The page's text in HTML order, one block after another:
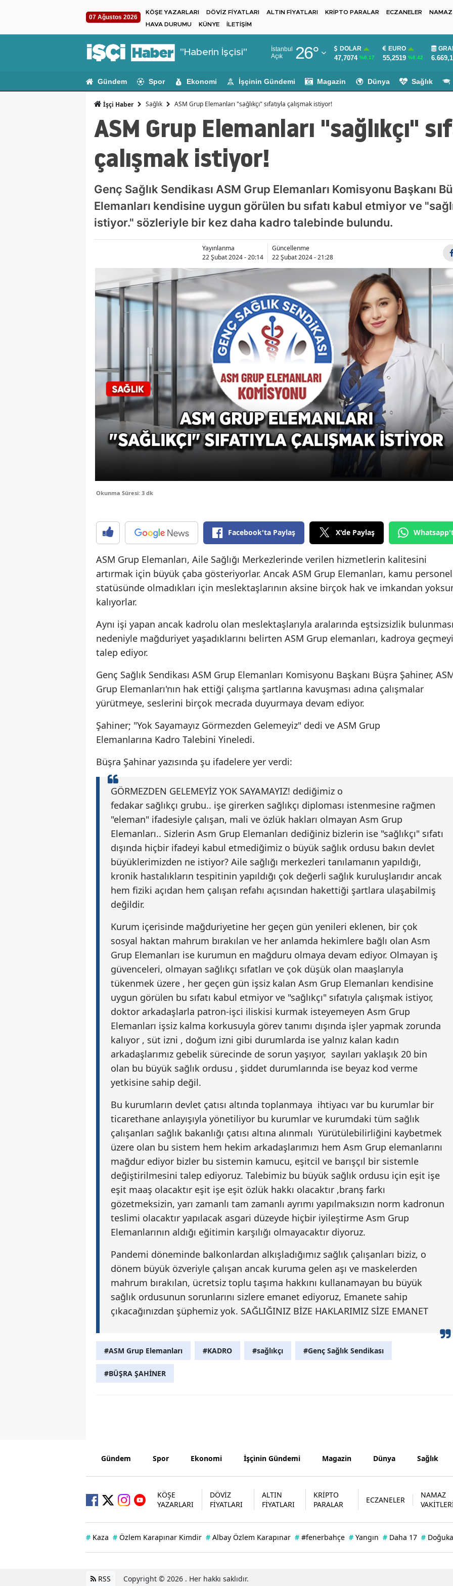
07 Ağustos 2026
KÖŞE YAZARLARI DÖVİZ FİYATLARI ALTIN FİYATLARI KRİPTO PARALAR ECZANELER
NAMAZ
HAVA DURUMU
KÜNYE İLETİŞİM
"Haberin İşçisi"
İstanbul
Açık
26°
Adıyaman
Ağrı
Ankara
Aydın
Balıkesir
Bilecik
Bingöl
Bolu
Burdur
Bursa
Çanakkale
Çankırı
Çorum
Denizli
Diyarbakır
Erzurum
Gaziantep
Giresun
Hakkari
Isparta
Mersin
Kars
Kayseri
Kırklareli
Kırşehir
Kocaeli
Konya
Malatya
Manisa
Kahramanmaraş
Mardin
Muğla
Muş
Nevşehir
Niğde
Rize
Sakarya
Samsun
Siirt
Sinop
Sivas
Tekirdağ
Tokat
Trabzon
Tunceli
Şanlıurfa
Karaman
Batman
Şırnak
DOLAR
47,7074 %0.17
EURO
55,2519 %0.42
Gündem Spor Ekonomi İşçinin Gündemi Magazin Dünya Sağlık
İşçi Haber Sağlık ASM Grup Elemanları "sağlıkçı" sıfatıyla çalışmak istiyor!
ASM Grup Elemanları "sağlıkçı"
çalışmak istiyor!
Genç Sağlık Sendikası ASM Grup Elemanları Komisyonu Başkanı
Elemanları kendisine uygun görülen bu sıfatı kabul etmiyor ve
istiyor." sözleriyle bir kez daha kadro talebinde bulundu.
Yayınlanma
22 Şubat 2024 - 20:14
Güncellenme
22 Şubat 2024 - 21:28
Okunma Süresi: 3 dk
Facebook'ta Paylaş X'de Paylaş
ASM Grup Elemanları, Aile Sağlığı Merkezlerinde verilen hizmetlerin kalitesini
artırmak için büyük çaba gösteriyorlar. Ancak ASM Grup Elemanları, kamu
statüsünde olmadıkları için meslektaşlarının aksine birçok hak ve imkandan
kalıyorlar.
Aynı işi yapan ancak kadrolu olan meslektaşlarıyla aralarında eştsizsizlik bulunması
nedeniyle mağduriyet yaşadıklarını belirten ASM Grup elemanları, kadroya geçmeyi
talep ediyor.
Genç Sağlık Sendikası ASM Grup Elemanları Komisyonu Başkanı Büşra Şahiner,
Grup Elemanları'nın hak ettiği çalışma şartlarına kavuşması adına çalışmalar
yürütmeye, seslerini birçok mecrada duyurmaya devam ediyor.
Şahiner; "Yok Sayamayız Görmezden Gelemeyiz" dedi ve ASM Grup
Elemanlarına Kadro Talebini Yineledi.
Büşra Şahinar yazısında şu ifadelere yer verdi:
GÖRMEZDEN GELEMEYİZ YOK SAYAMAYIZ! dediğimiz o
fedakar sağlıkçı grubu.. işe girerken sağlıkçı diploması istenmesine rağmen
"eleman" ifadesiyle çalışan, mali ve özlük hakları olmayan Asm Grup
Elemanları.. Sizlerin Asm Grup Elemanları dediğiniz bizlerin ise "sağlıkçı" sıfatı
dışında hiçbir ifadeyi kabul etmediğimiz o büyük sağlık ordusu bakın devlet
büyüklerimizden ne istiyor? Aile sağlığı merkezleri tanılamanın yapıldığı,
kronik hastalıkların tespitinin yapıldığı çok değerli sağlık kuruluşlarıdır ancak
hem fiziki açıdan hem çalışan refahı açısından hakettiği şartlara ulaşabilmiş
değildir.
Kurum içerisinde mağduriyetine her geçen gün yenileri eklenen, bir çok
sosyal haktan mahrum bırakılan ve her anlamda hekimlere bağlı olan Asm
Grup Elemanları ise kurumun en mağduru olmaya devam ediyor. Olmayan iş
güvenceleri, olmayan sağlıkçı sıfatları ve çok düşük olan maaşlarıyla
tükenmek üzere , her geçen gün işsiz kalan Asm Grup Elemanları kendisine
uygun görülen bu sıfatı kabul etmiyor ve "sağlıkçı" sıfatıyla çalışmak istiyor,
doktor arkadaşlarla patron-işci iliskisi kurmak isteyemeyen Asm Grup
Elemanları işsiz kalma korkusuyla görev tanımı dışında işler yapmak zorunda
kalıyor , süt izni , doğum izni gibi durumlarda ise yalnız kalan kadın
arkadaşlarımız gebelik sürecinde de sorun yaşıyor, sayıları yaklaşık 20 bin
olan bu büyük sağlık ordusu , şiddet durumlarında ise beyaz kod verme
yetkisine sahip değil.
Bu kurumların devlet çatısı altında toplanmaya ihtiyacı var bu kurumlar bir
ticarethane anlayışıyla yönetiliyor bu kurumlar ve kurumdaki tüm sağlık
çalışanları sağlık bakanlığı çatısı altına alınmalı Yürütülebilirliğini kaybetmek
üzere olan bu sistem hem hekim arkadaşlarımızı hem Asm Grup elemanlarını
mağdur ediyor bizler bu sistemin kamucu, eşitcil ve barışçıl bir sistemle
değiştirilmesini talep ediyoruz. Talebimiz bu büyük sağlık ordusu için eşit işe
eşit maaş olacaktır eşit işe eşit özlük hakkı olacaktır ,branş farkı
gözetmeksizin, yarı zamanlı tam zamanlı ayrımı yapılmaksızın norm kadronun
teslimi olacaktır yapılacak asgari düzeyde hiçbir iyileştirme Asm Grup
Elemanlarının aldığı eğitimin karşılığı olmayacaktır diyoruz.
Pandemi döneminde balkonlardan alkışladığımız sağlık çalışanları biziz, o
dönem büyük özveriyle çalışan ancak kuruma gelen aşı ve maskelerden
mahrum bırakılan, ücretsiz toplu taşıma hakkını kullanamayan bu büyük
sağlık ordusunun sorunlarını sizlere emanet ediyoruz, Emanete sahip
çıkacağınızdan şüphemiz yok. SAĞLIĞINIZ BİZE HAKLARIMIZ SİZE EMANET
#ASM Grup Elemanları #KADRO #sağlıkçı #Genç Sağlık Sendikası
#BÜŞRA ŞAHİNER
Gündem Spor Ekonomi İşçinin Gündemi Magazin Dünya Sağlık
KÖŞE
YAZARLARI
DÖVİZ
FİYATLARI
ALTIN
FİYATLARI
KRİPTO
PARALAR
ECZANELER
NAMAZ
# Kaza # Özlem Karapınar Kimdir # Albay Özlem Karapınar # #fenerbahçe # Yangın # Daha 17 #
RSS Copyright © 2026 . Her hakkı saklıdır.